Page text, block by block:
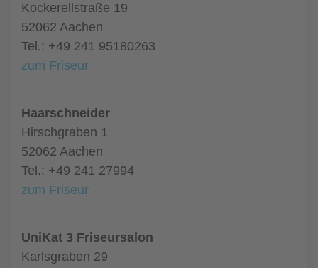
Kockerellstraße 19
52062 Aachen
Tel.: +49 241 95180263
zum Friseur
Haarschneider
Hirschgraben 1
52062 Aachen
Tel.: +49 241 27994
zum Friseur
UniKat 3 Friseursalon
Karlsgraben 29